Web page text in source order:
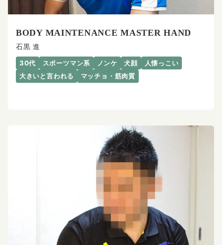
BODY MAINTENANCE MASTER HAND
石黒 進
30代 スポーツマン系 ノンケ 犬顔
人懐っこい
大きいと言われる
マッチョ・筋肉質